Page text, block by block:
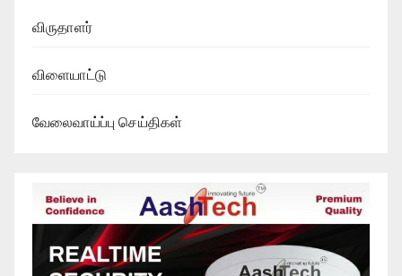
விருதாளர்
விளையாட்டு
வேலைவாய்ப்பு செய்திகள்